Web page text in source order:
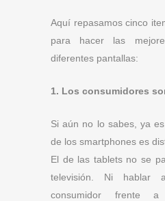
Aquí repasamos cinco
para hacer las
diferentes pantallas:
1. Los consumidores
Si aún no lo sabes, ya
de los smartphones es
El de las tablets no se
televisión. Ni
consumidor frente